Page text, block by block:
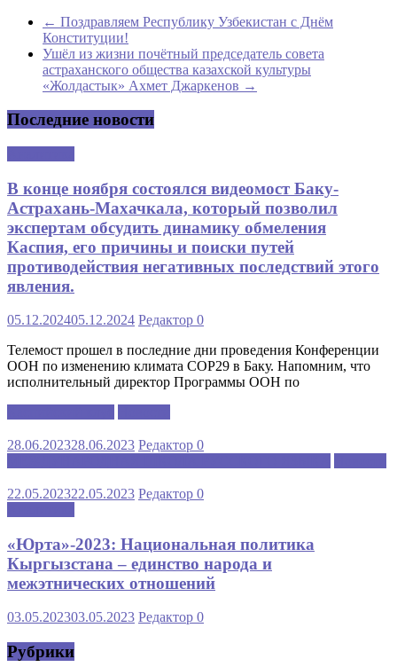
← Поздравляем Республику Узбекистан с Днём
Конституции!
Ушёл из жизни почётный председатель совета
астраханского общества казахской культуры
«Жолдастык» Ахмет Джаркенов →
Последние новости
В конце ноября состоялся видеомост Баку-
Астрахань-Махачкала, который позволил
экспертам обсудить динамику обмеления
Каспия, его причины и поиски путей
противодействия негативных последствий этого
явления.
05.12.202405.12.2024 Редактор 0
Телемост прошел в последние дни проведения Конференции
ООН по изменению климата COP29 в Баку. Напомним, что
исполнительный директор Программы ООН по
28.06.202328.06.2023 Редактор 0
22.05.202322.05.2023 Редактор 0
«Юрта»-2023: Национальная политика
Кыргызстана – единство народа и
межэтнических отношений
03.05.202303.05.2023 Редактор 0
Рубрики